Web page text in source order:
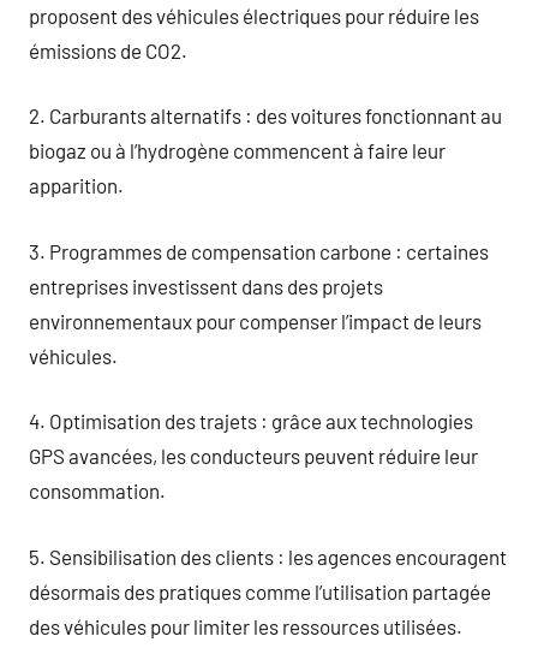
proposent des véhicules électriques pour réduire les
émissions de CO2.
2. Carburants alternatifs : des voitures fonctionnant au
biogaz ou à l’hydrogène commencent à faire leur
apparition.
3. Programmes de compensation carbone : certaines
entreprises investissent dans des projets
environnementaux pour compenser l’impact de leurs
véhicules.
4. Optimisation des trajets : grâce aux technologies
GPS avancées, les conducteurs peuvent réduire leur
consommation.
5. Sensibilisation des clients : les agences encouragent
désormais des pratiques comme l’utilisation partagée
des véhicules pour limiter les ressources utilisées.